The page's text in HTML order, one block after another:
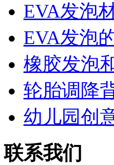
EVA发泡
EVA发泡
橡胶发泡
轮胎调降
幼儿园创
联系我们